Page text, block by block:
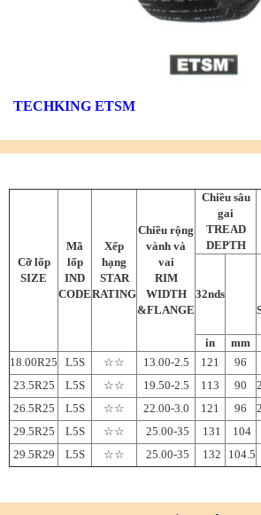
TECHKING ETSM
Cỡ lốp
SIZE
Mã
lốp
IND
CODE
Xếp
hạng
STAR
RATING
Chiều rộng
vành và
vai
RIM
WIDTH
&FLANGE
Chiều sâu
gai
TREAD
DEPTH
32nds
in
mm
18.00R25
L5S ☆☆ 13.00-2.5 121 96
23.5R25
L5S ☆☆ 19.50-2.5 113 90
26.5R25
L5S ☆☆ 22.00-3.0 121 96
29.5R25
L5S ☆☆ 25.00-35 131 104
29.5R29
L5S ☆☆ 25.00-35 132 104.5